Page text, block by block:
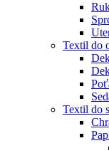
Textil do
Textil do